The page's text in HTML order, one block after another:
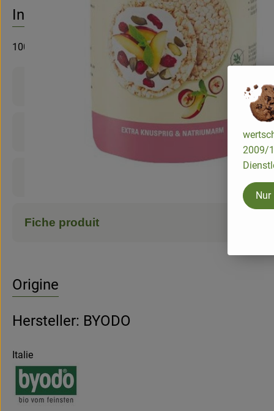
Info
100g
Informations sur les produits
Fiche produit
Origine
Hersteller: BYODO
Italie
2009/
Nur